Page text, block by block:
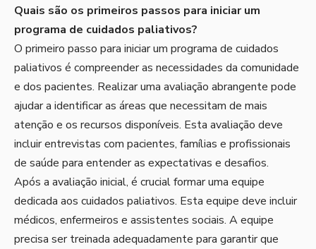
Quais são os primeiros passos para iniciar um
programa de cuidados paliativos?
O primeiro passo para iniciar um programa de cuidados
paliativos é compreender as necessidades da comunidade
e dos pacientes. Realizar uma avaliação abrangente pode
ajudar a identificar as áreas que necessitam de mais
atenção e os recursos disponíveis. Esta avaliação deve
incluir entrevistas com pacientes, famílias e profissionais
de saúde para entender as expectativas e desafios.
Após a avaliação inicial, é crucial formar uma equipe
dedicada aos cuidados paliativos. Esta equipe deve incluir
médicos, enfermeiros e assistentes sociais. A equipe
precisa ser treinada adequadamente para garantir que